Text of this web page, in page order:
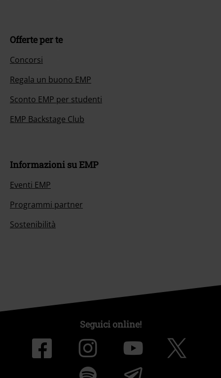
Offerte per te
Concorsi
Regala un buono EMP
Sconto EMP per studenti
EMP Backstage Club
Informazioni su EMP
Eventi EMP
Programmi partner
Sostenibilità
Seguici online!